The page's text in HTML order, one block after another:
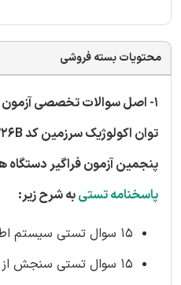
محتویات بسته فروشی
1- اصل سوالات تخصصی آزمون
پنجمین آزمون فراگیر دستگاه های
پاسخنامه تستیبه شرح زیر:
15 سوال تستی سیستم اطلاعات جغرافیایی (GIS)
15 سوال تستی سنجش از راه دور (RS)